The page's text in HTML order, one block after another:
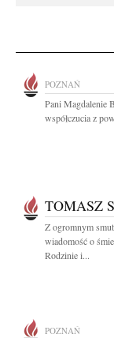
POZNAŃ
Pani Magdalenie
współczucia z
TOMASZ
Z ogromnym
wiadomość o
Rodzinie i...
POZNAŃ